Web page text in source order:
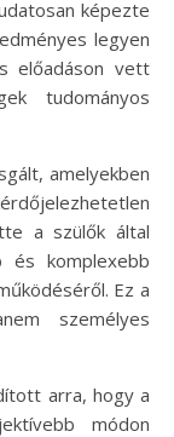
képezte
legyen
előadáson vett
tudományos
amelyekben
a szülők által
és komplexebb
Ez a
személyes
arra, hogy a
módon